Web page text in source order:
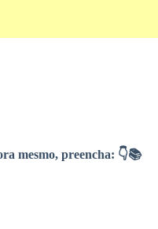
mesmo, preencha: 👇📚